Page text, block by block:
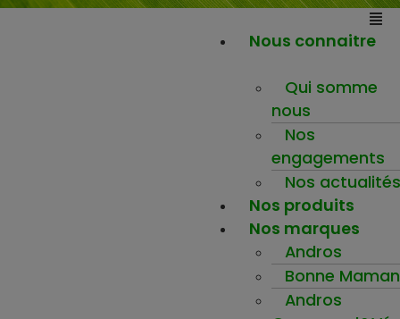
Nous connaitre
Qui somme
nous
Nos
engagements
Nos actualités
Nos produits
Nos marques
Andros
Bonne Maman
Andros